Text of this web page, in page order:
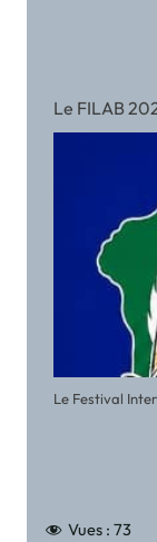
Le FILAB
Le Festival
Vues : 73